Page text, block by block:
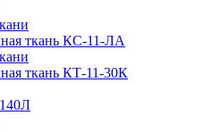
ткань КС-11-ЛА
ткань КТ-11-30К